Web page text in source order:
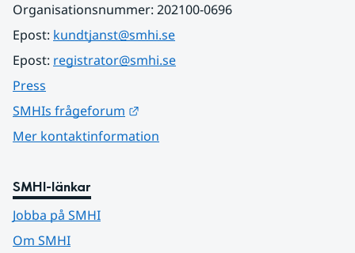
Organisationsnummer: 202100-0696
Epost: kundtjanst@smhi.se
Epost: registrator@smhi.se
Press
SMHIs frågeforum
Mer kontaktinformation
SMHI-länkar
Jobba på SMHI
Om SMHI